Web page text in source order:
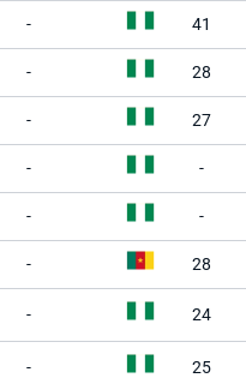
- 41
- 28
- 27
- -
- -
- 28
- 24
- 25